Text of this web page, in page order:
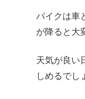
バイクは車
が降ると大
天気が良い
しめるでし